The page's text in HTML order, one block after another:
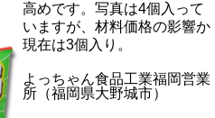
高めです。写真は4個入って
いますが、材料価格の影響か
現在は3個入り。
よっちゃん食品工業福岡営業
所（福岡県大野城市）